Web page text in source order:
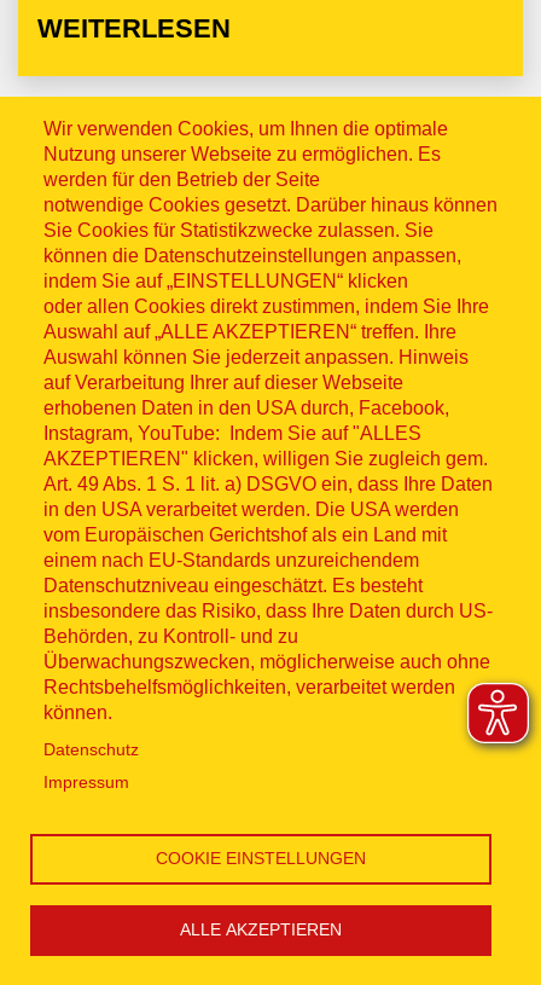
WEITERLESEN
Ein Herzenswunsch: Die Taufe
des jüngsten Enkelkindes
Unser Fahrgast erfüllte sich einen
Herzenswunsch: die Taufe seines
jüngsten Enkelkindes in Hamburg-
Nienstedten mitzuerleben. Ein
emotionaler Tag voller Stolz, Nähe und
unvergesslicher Momente im Kreis der
Familie.
WEITERLESEN
Wir verwenden Cookies, um Ihnen die optimale
Nutzung unserer Webseite zu ermöglichen. Es
werden für den Betrieb der Seite
notwendige Cookies gesetzt. Darüber hinaus können
Sie Cookies für Statistikzwecke zulassen. Sie
können die Datenschutzeinstellungen anpassen,
indem Sie auf „EINSTELLUNGEN“ klicken
oder allen Cookies direkt zustimmen, indem Sie Ihre
Auswahl auf „ALLE AKZEPTIEREN“ treffen. Ihre
Auswahl können Sie jederzeit anpassen. Hinweis
auf Verarbeitung Ihrer auf dieser Webseite
erhobenen Daten in den USA durch, Facebook,
Instagram, YouTube: Indem Sie auf "ALLES
AKZEPTIEREN" klicken, willigen Sie zugleich gem.
Art. 49 Abs. 1 S. 1 lit. a) DSGVO ein, dass Ihre Daten
in den USA verarbeitet werden. Die USA werden
vom Europäischen Gerichtshof als ein Land mit
einem nach EU-Standards unzureichendem
Datenschutzniveau eingeschätzt. Es besteht
insbesondere das Risiko, dass Ihre Daten durch US-
Behörden, zu Kontroll- und zu
Überwachungszwecken, möglicherweise auch ohne
Rechtsbehelfsmöglichkeiten, verarbeitet werden
können.
Datenschutz
Impressum
COOKIE EINSTELLUNGEN
ALLE AKZEPTIEREN